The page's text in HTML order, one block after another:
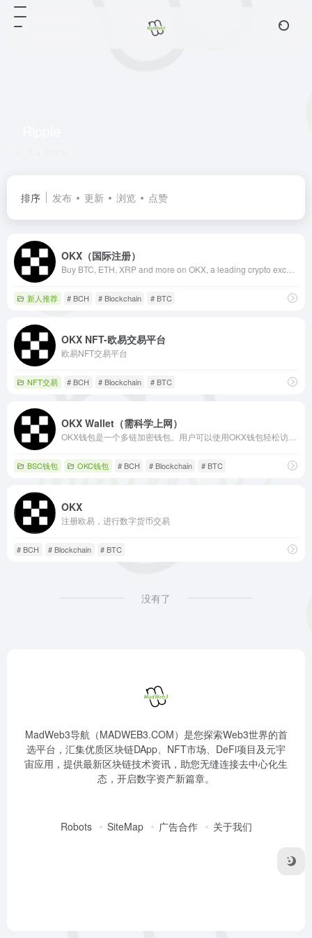
排序 发布 更新 浏览 点赞
OKX（国际注册）
新人推荐 # BCH # Blockchain # BTC
OKX NFT-欧易交易平台
欧易NFT交易平台
NFT交易 # BCH # Blockchain # BTC
OKX Wallet（需科学上网）
BSC钱包 OKC钱包 # BCH # Blockchain # BTC
OKX
注册欧易，进行数字货币交易
# BCH # Blockchain # BTC
没有了
MadWeb3导航（MADWEB3.COM）是您探索Web3世界的首
选平台，汇集优质区块链DApp、NFT市场、DeFi项目及元宇
宙应用，提供最新区块链技术资讯，助您无缝连接去中心化生
态，开启数字资产新篇章。
Robots SiteMap 广告合作 关于我们